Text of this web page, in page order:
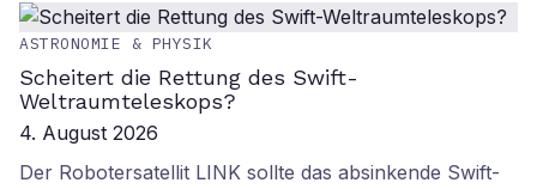
ASTRONOMIE & PHYSIK
Scheitert die Rettung des Swift-
Weltraumteleskops?
4. August 2026
Der Robotersatellit LINK sollte das absinkende Swift-